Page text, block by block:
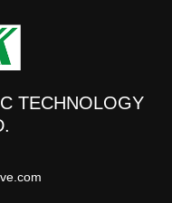
TECHNOLOGY